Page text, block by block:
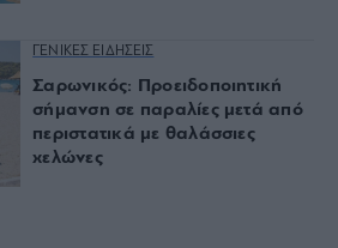
ΓΕΝΙΚΕΣ ΕΙΔΗΣΕΙΣ
Σαρωνικός: Προειδοποιητική
σήμανση σε παραλίες μετά από
περιστατικά με θαλάσσιες
χελώνες